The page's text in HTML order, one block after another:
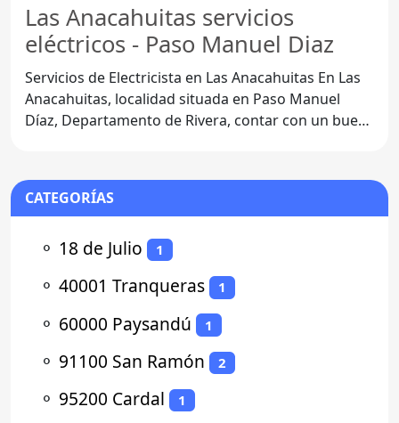
Las Anacahuitas servicios
eléctricos - Paso Manuel Diaz
Servicios de Electricista en Las Anacahuitas En Las
Anacahuitas, localidad situada en Paso Manuel
Díaz, Departamento de Rivera, contar con un buen
CATEGORÍAS
⚬ 18 de Julio 1
⚬ 40001 Tranqueras 1
⚬ 60000 Paysandú 1
⚬ 91100 San Ramón 2
⚬ 95200 Cardal 1